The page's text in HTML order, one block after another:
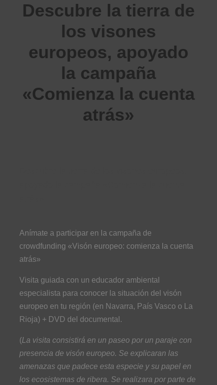
Descubre la tierra de
los visones
europeos, apoyado
la campaña
«Comienza la cuenta
atrás»
Anímate a participar en la campaña de
crowdfunding «Visón europeo: comienza la cuenta
atrás»
Visita guiada con un educador ambiental
especialista para conocer la situación del visón
europeo en tu región (en Navarra, País Vasco o La
Rioja) + DVD del documental.
(La visita consistirá en un paseo por un paraje con
presencia de visón europeo. Se explicaran las
amenazas que padece esta especie y su papel en
los ecosistemas de ribera. Se realizara por parte de